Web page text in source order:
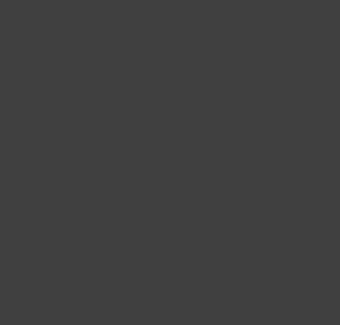
un paquete de video y fotos y la